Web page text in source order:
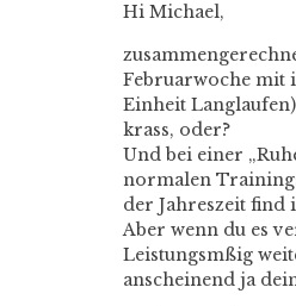
Hi Michael,
Februarwoche mit
Einheit
krass, oder?
Und bei einer
normalen
der Jahreszeit find
Aber wenn du es
Leistungsmßig
anscheinend ja